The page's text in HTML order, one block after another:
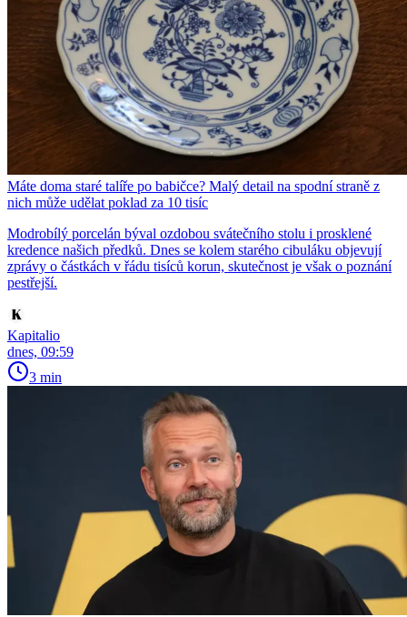
Máte doma staré talíře po babičce? Malý detail na spodní straně z
nich může udělat poklad za 10 tisíc
Modrobílý porcelán býval ozdobou svátečního stolu i prosklené
kredence našich předků. Dnes se kolem starého cibuláku objevují
zprávy o částkách v řádu tisíců korun, skutečnost je však o poznání
pestřejší.
Kapitalio
dnes, 09:59
3 min